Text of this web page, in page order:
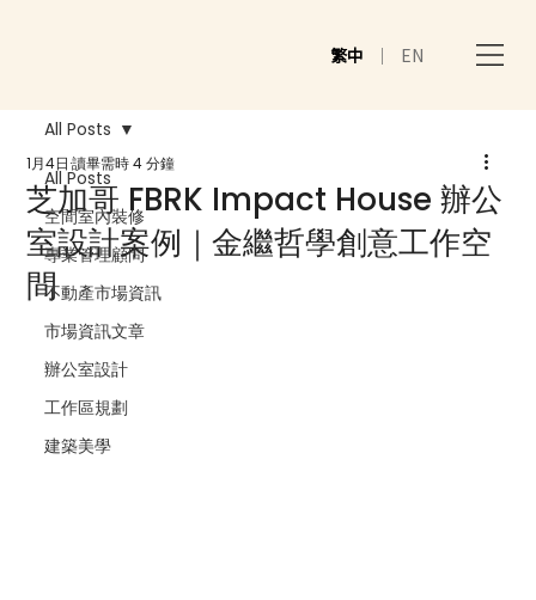
繁中 ｜ EN
All Posts
空間室內裝修
專業管理顧問
不動產市場資訊
市場資訊文章
辦公室設計
工作區規劃
建築美學
All Posts
芝加哥 FBRK Impact House 辦公
室設計案例｜金繼哲學創意工作空
間
1月4日 讀畢需時 4 分鐘